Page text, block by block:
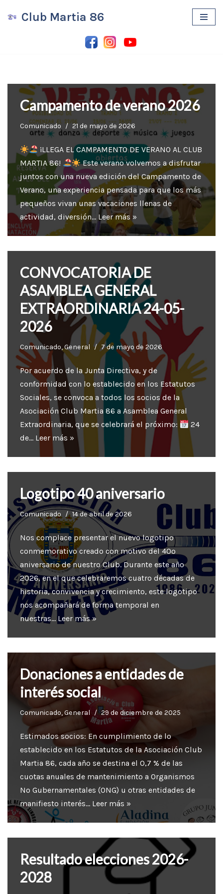
Club Martia 86
Campamento de verano 2026
Comunicado 21 de mayo de 2026
¡LLEGA EL CAMPAMENTO DE VERANO AL CLUB
MARTIA 86!
Este verano volvemos a disfrutar
juntos con una nueva edición del Campamento de
Verano, una experiencia pensada para que los más
pequeños vivan unas vacaciones llenas de
actividad, diversión… Leer más »
CONVOCATORIA DE
ASAMBLEA GENERAL
EXTRAORDINARIA 24-05-
2026
Comunicado,General 7 de mayo de 2026
Por acuerdo de la Junta Directiva, y de
conformidad con lo establecido en los Estatutos
Sociales, se convoca a todos los socios de la
Asociación Club Martia 86 a Asamblea General
Extraordinaria, que se celebrará el próximo:
24
de… Leer más »
Logotipo 40 aniversario
Comunicado 14 de abril de 2026
Nos complace presentar el nuevo logotipo
conmemorativo creado con motivo del 40º
aniversario de nuestro Club. Durante este año
2026, en el que celebraremos cuatro décadas de
historia, convivencia y crecimiento, este logotipo
nos acompañará de forma temporal en
nuestras… Leer más »
Donaciones a entidades de
interés social
Comunicado,General 29 de diciembre de 2025
Estimados socios: En cumplimiento de lo
establecido en los Estatutos de la Asociación Club
Martia 86, cada año se destina el 0,7 % de las
cuotas anuales de mantenimiento a Organismos
No Gubernamentales (ONG) u otras entidades de
manifiesto interés… Leer más »
Resultado elecciones 2026-
2028